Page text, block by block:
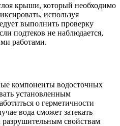
крыши, который необходимо
используя
выполнить проверку
подтеков не наблюдается,
работами.
компоненты водосточных
установленным
о герметичности
вода сможет затекать
свойствам